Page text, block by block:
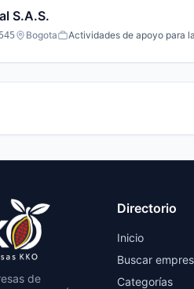
S.A.S.
Bogota Actividades de apoyo para
de
Directorio
Inicio
Buscar
Categorías